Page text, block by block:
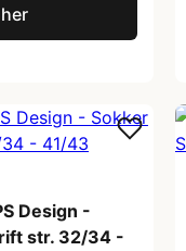
Design -
str. 32/34 -